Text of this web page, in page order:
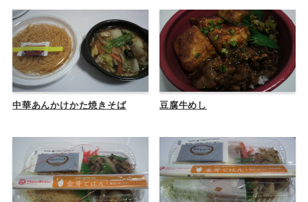
中華あんかけかた焼きそば 豆腐牛めし